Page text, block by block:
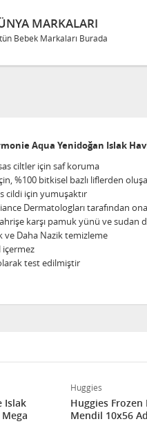
MARKALARI
Bebek Markaları Burada
Aqua Yenidoğan Islak
ciltler için saf koruma
%100 bitkisel bazlı liflerden
cildi için yumuşaktır
Dermatologları tarafından
karşı pamuk yünü ve sudan
ve Daha Nazik temizleme
içermez
test edilmiştir
Islak
Huggies
Huggies Frozen
Mendil 10x56